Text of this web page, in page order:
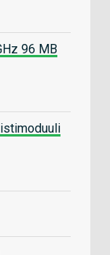
96 MB